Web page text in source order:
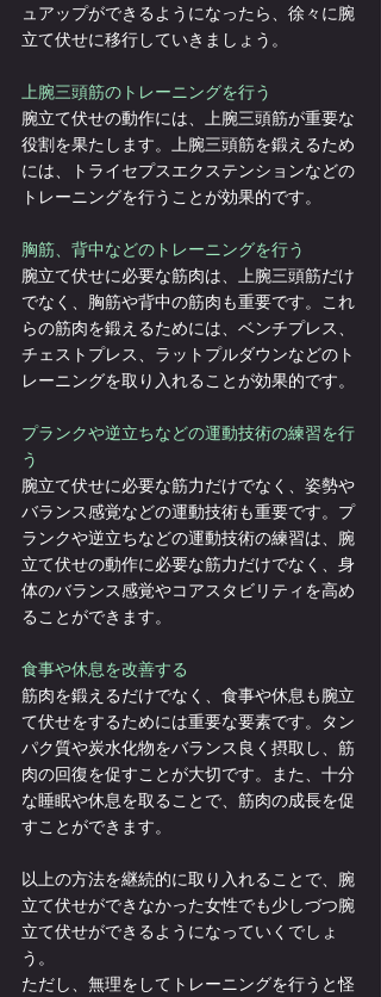
ュアップができるようになったら、徐々に腕
立て伏せに移行していきましょう。
上腕三頭筋のトレーニングを行う
腕立て伏せの動作には、上腕三頭筋が重要な
役割を果たします。上腕三頭筋を鍛えるため
には、トライセプスエクステンションなどの
トレーニングを行うことが効果的です。
胸筋、背中などのトレーニングを行う
腕立て伏せに必要な筋肉は、上腕三頭筋だけ
でなく、胸筋や背中の筋肉も重要です。これ
らの筋肉を鍛えるためには、ベンチプレス、
チェストプレス、ラットプルダウンなどのト
レーニングを取り入れることが効果的です。
プランクや逆立ちなどの運動技術の練習を行
う
腕立て伏せに必要な筋力だけでなく、姿勢や
バランス感覚などの運動技術も重要です。プ
ランクや逆立ちなどの運動技術の練習は、腕
立て伏せの動作に必要な筋力だけでなく、身
体のバランス感覚やコアスタビリティを高め
ることができます。
食事や休息を改善する
筋肉を鍛えるだけでなく、食事や休息も腕立
て伏せをするためには重要な要素です。タン
パク質や炭水化物をバランス良く摂取し、筋
肉の回復を促すことが大切です。また、十分
な睡眠や休息を取ることで、筋肉の成長を促
すことができます。
以上の方法を継続的に取り入れることで、腕
立て伏せができなかった女性でも少しづつ腕
立て伏せができるようになっていくでしょ
う。
ただし、無理をしてトレーニングを行うと怪